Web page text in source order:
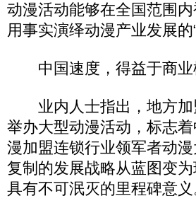
动漫活动能够在全国范围
用事实演绎动漫产业发展的“
中国速度，得益于商业
业内人士指出，地方加
举办大型动漫活动，标志
漫加盟连锁行业领军者动
复制的发展战略从蓝图变
具有不可泯灭的里程碑意义